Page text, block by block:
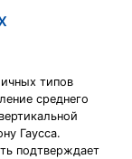
типов
среднего
Гаусса.
подтверждает